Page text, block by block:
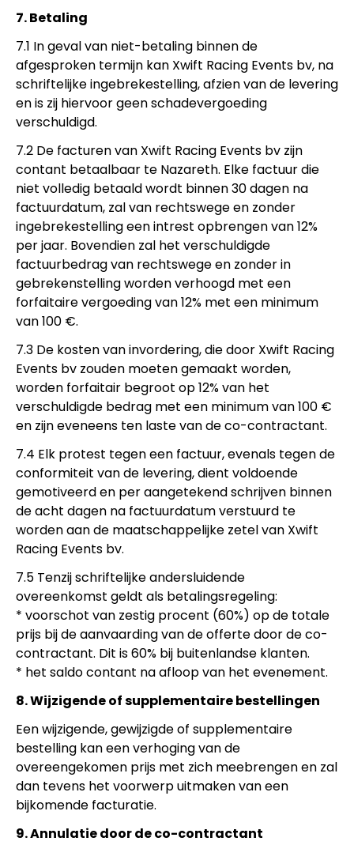
7. Betaling
7.1 In geval van niet-betaling binnen de
afgesproken termijn kan Xwift Racing Events bv, na
schriftelijke ingebrekestelling, afzien van de levering
en is zij hiervoor geen schadevergoeding
verschuldigd.
7.2 De facturen van Xwift Racing Events bv zijn
contant betaalbaar te Nazareth. Elke factuur die
niet volledig betaald wordt binnen 30 dagen na
factuurdatum, zal van rechtswege en zonder
ingebrekestelling een intrest opbrengen van 12%
per jaar. Bovendien zal het verschuldigde
factuurbedrag van rechtswege en zonder in
gebrekenstelling worden verhoogd met een
forfaitaire vergoeding van 12% met een minimum
van 100 €.
7.3 De kosten van invordering, die door Xwift Racing
Events bv zouden moeten gemaakt worden,
worden forfaitair begroot op 12% van het
verschuldigde bedrag met een minimum van 100 €
en zijn eveneens ten laste van de co-contractant.
7.4 Elk protest tegen een factuur, evenals tegen de
conformiteit van de levering, dient voldoende
gemotiveerd en per aangetekend schrijven binnen
de acht dagen na factuurdatum verstuurd te
worden aan de maatschappelijke zetel van Xwift
Racing Events bv.
7.5 Tenzij schriftelijke andersluidende
overeenkomst geldt als betalingsregeling:
* voorschot van zestig procent (60%) op de totale
prijs bij de aanvaarding van de offerte door de co-
contractant. Dit is 60% bij buitenlandse klanten.
* het saldo contant na afloop van het evenement.
8. Wijzigende of supplementaire bestellingen
Een wijzigende, gewijzigde of supplementaire
bestelling kan een verhoging van de
overeengekomen prijs met zich meebrengen en zal
dan tevens het voorwerp uitmaken van een
bijkomende facturatie.
9. Annulatie door de co-contractant